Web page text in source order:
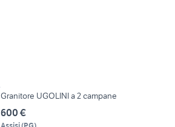
Granitore UGOLINI a 2 campane
600 €